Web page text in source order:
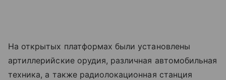
На открытых платформах были установлены
артиллерийские орудия, различная автомобильная
техника, а также радиолокационная станция